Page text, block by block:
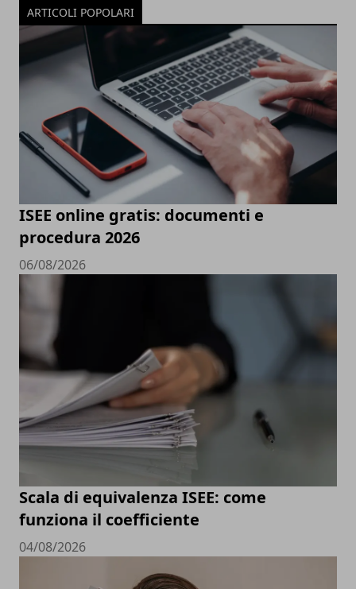
ARTICOLI POPOLARI
ISEE online gratis: documenti e
procedura 2026
06/08/2026
Scala di equivalenza ISEE: come
funziona il coefficiente
04/08/2026